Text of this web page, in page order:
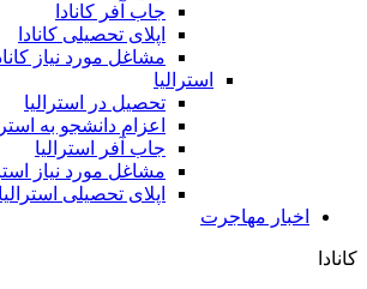
جاب آفر کانادا
اپلای تحصیلی کانادا
مشاغل مورد نیاز
استرالیا
تحصیل در استرالیا
اعزام دانشجو به
جاب آفر استرالیا
مشاغل مورد نیاز
اپلای تحصیلی استرالیا
اخبار مهاجرت
کانادا